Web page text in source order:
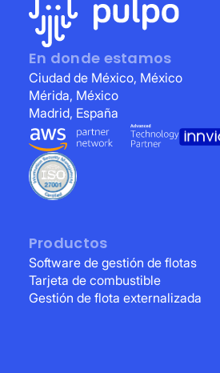
En donde estamos
Ciudad de México, México
Mérida, México
Madrid, España
Productos
Software de gestión de flotas
Tarjeta de combustible
Gestión de flota externalizada